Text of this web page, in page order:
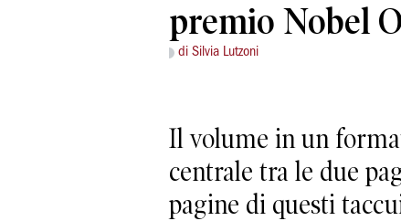
premio Nobel
di Silvia Lutzoni
Il volume in un
centrale tra le due
pagine di questi